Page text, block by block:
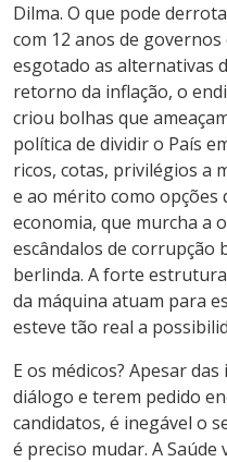
Dilma. O que pode
com 12 anos de
esgotado as alternativas
retorno da inflação, o
criou bolhas que
política de dividir o País
ricos, cotas, privilégios a
e ao mérito como opções
economia, que murcha a
escândalos de corrupção
berlinda. A forte
da máquina atuam para
esteve tão real a
E os médicos? Apesar
diálogo e terem pedido
candidatos, é inegável o
é preciso mudar. A Saúde